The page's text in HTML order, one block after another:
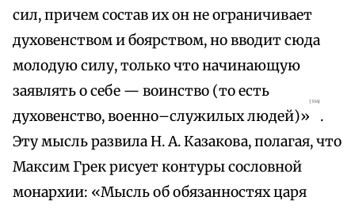
сил, причем состав их он не ограничивает
духовенством и боярством, но вводит сюда
молодую силу, только что начинающую
заявлять о себе — воинство (то есть
духовенство, военно–служилых людей)»
{334}
.
Эту мысль развила Н. А. Казакова, полагая, что
Максим Грек рисует контуры сословной
монархии: «Мысль об обязанностях царя